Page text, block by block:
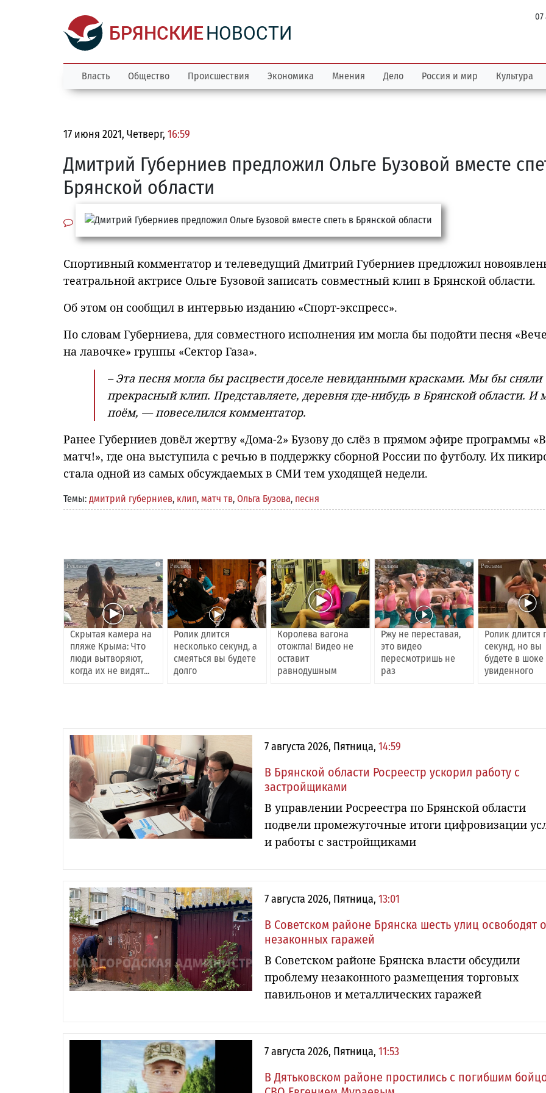
БРЯНСКИЕНОВОСТИ
07
Власть Общество Происшествия Экономика Мнения Дело Россия и мир Культура
17 июня 2021, Четверг, 16:59
Дмитрий Губерниев предложил Ольге Бузовой вместе
Брянской области
Спортивный комментатор и телеведущий Дмитрий Губерниев предложил
театральной актрисе Ольге Бузовой записать совместный клип в Брянской области.
Об этом он сообщил в интервью изданию «Спорт-экспресс».
По словам Губерниева, для совместного исполнения им могла бы подойти песня
на лавочке» группы «Сектор Газа».
– Эта песня могла бы расцвести доселе невиданными красками. Мы бы сняли
прекрасный клип. Представляете, деревня где-нибудь в Брянской области. И
поём, — повеселился комментатор.
Ранее Губерниев довёл жертву «Дома-2» Бузову до слёз в прямом эфире программы
матч!», где она выступила с речью в поддержку сборной России по футболу. Их
стала одной из самых обсуждаемых в СМИ тем уходящей недели.
Темы: дмитрий губерниев, клип, матч тв, Ольга Бузова, песня
i
Скрытая камера на
пляже Крыма: Что
люди вытворяют,
когда их не видят...
i
Ролик длится
несколько секунд, а
смеяться вы будете
долго
i
Королева вагона
отожгла! Видео не
оставит
равнодушным
i
Ржу не переставая,
это видео
пересмотришь не
раз
Ролик длится
секунд, но вы
будете в шоке
увиденного
7 августа 2026, Пятница, 14:59
В Брянской области Росреестр ускорил работу с
застройщиками
В управлении Росреестра по Брянской области
подвели промежуточные итоги цифровизации
и работы с застройщиками
7 августа 2026, Пятница, 13:01
В Советском районе Брянска шесть улиц освободят
незаконных гаражей
В Советском районе Брянска власти обсудили
проблему незаконного размещения торговых
павильонов и металлических гаражей
7 августа 2026, Пятница, 11:53
В Дятьковском районе простились с погибшим